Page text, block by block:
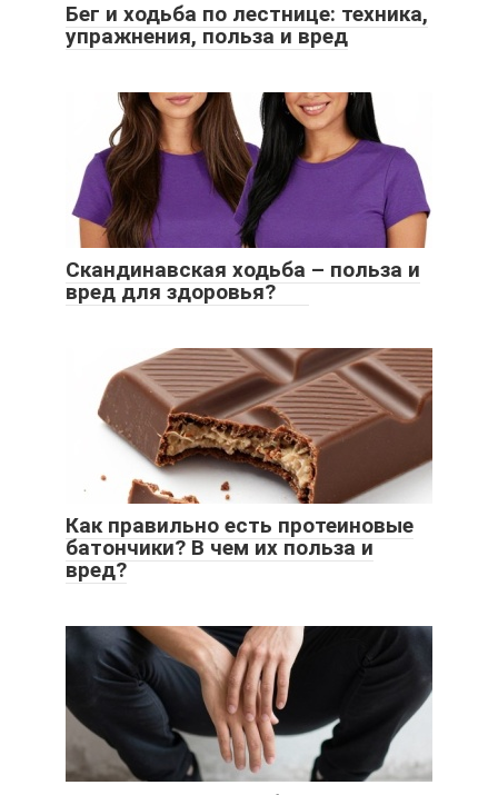
Бег и ходьба по лестнице: техника,
упражнения, польза и вред
Скандинавская ходьба – польза и
вред для здоровья?
Как правильно есть протеиновые
батончики? В чем их польза и
вред?